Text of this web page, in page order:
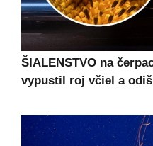
ŠIALENSTVO na
vypustil roj včiel a